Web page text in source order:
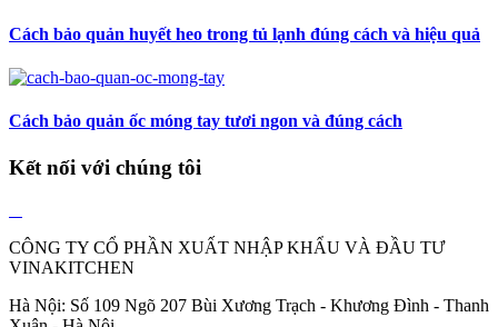
Cách bảo quản huyết heo trong tủ lạnh đúng cách và hiệu quả
Cách bảo quản ốc móng tay tươi ngon và đúng cách
Kết nối với chúng tôi
CÔNG TY CỔ PHẦN XUẤT NHẬP KHẨU VÀ ĐẦU TƯ
VINAKITCHEN
Hà Nội: Số 109 Ngõ 207 Bùi Xương Trạch - Khương Đình - Thanh